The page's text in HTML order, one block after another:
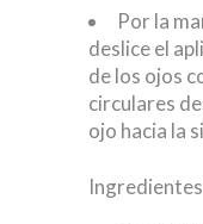
Por la
deslice el
de los ojos
circulares
ojo hacia la